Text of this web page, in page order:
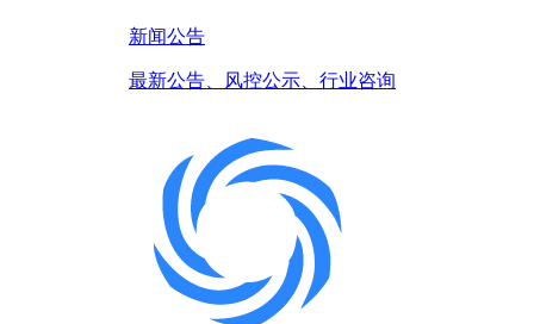
新闻公告
最新公告、风控公示、行业咨询